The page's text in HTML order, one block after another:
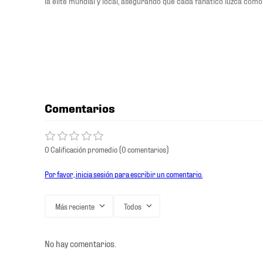
Comentarios
0 Calificación promedio(0 comentarios)
Por favor, inicia sesión para escribir un comentario.
Más reciente Todos
No hay comentarios.